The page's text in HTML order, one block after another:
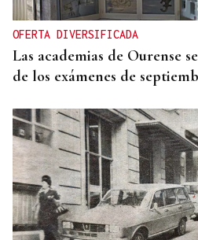
OFERTA DIVERSIFICADA
Las academias de Ourense
de los exámenes de